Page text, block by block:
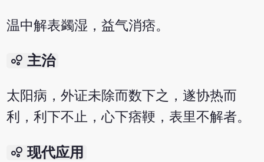
温中解表蠲湿，益气消痞。
bubble_chart 主治
太阳病，外证未除而数下之，遂协热而
利，利下不止，心下痞鞕，表里不解者。
bubble_chart 现代应用